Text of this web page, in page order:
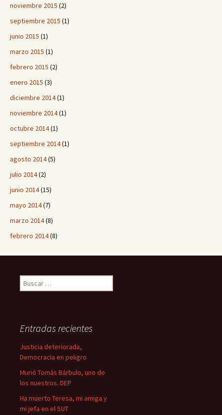
noviembre 2015 (2)
septiembre 2015 (1)
junio 2015 (1)
marzo 2015 (1)
febrero 2015 (2)
enero 2015 (3)
diciembre 2014(1)
noviembre 2014(1)
octubre 2014(1)
septiembre 2014(1)
agosto 2014(5)
julio 2014(2)
junio 2014(15)
mayo 2014(7)
marzo 2014(8)
febrero 2014(8)
B
u
rEntradas recientes
Justicia deteriorada,
Democracia en peligro
Murió Tomás Bárbulo, uno de
los nuestros. DEP
Ha muerto Teresa, mi amiga y
mi jefa en el SUT